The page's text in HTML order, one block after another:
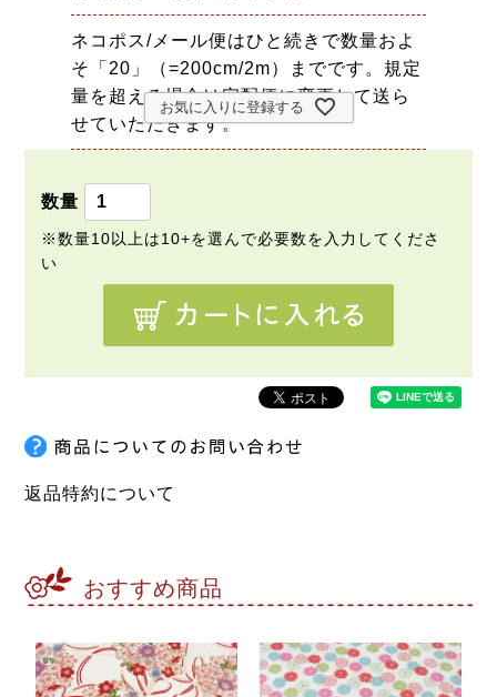
ネコポス/メール便はひと続きで数量およ
そ「20」（=200cm/2m）までです。規定
量を超える場合は宅配便に変更して送ら
せていただきます。
お気に入りに登録する
返品特約について
おすすめ商品